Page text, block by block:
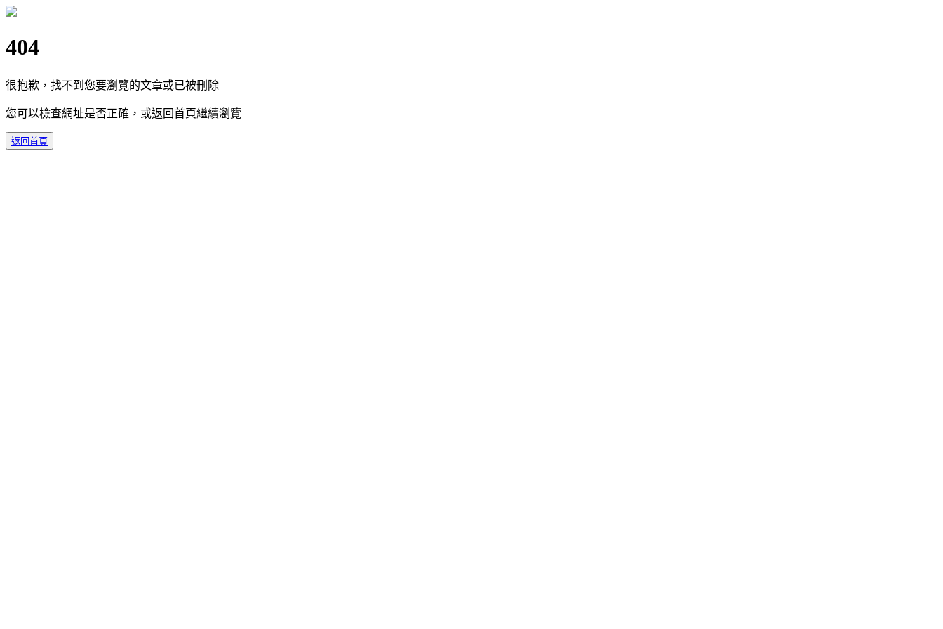
404
很抱歉，找不到您要瀏覽的文章或已被刪除
您可以檢查網址是否正確，或返回首頁繼續瀏覽
返回首頁